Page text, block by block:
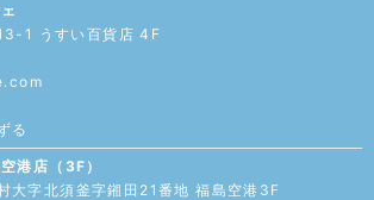
1 うすい百貨店 4F
る
港店（3F）
大字北須釜字鎺田21番地 福島空港3F